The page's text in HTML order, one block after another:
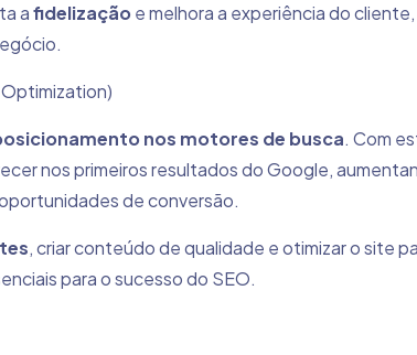
afidelizaçãoe melhora a experiência do
nos motores de busca. Com
nos primeiros resultados do Google,
de conversão.
, criar conteúdo de qualidade e otimizar o site
para o sucesso do SEO.